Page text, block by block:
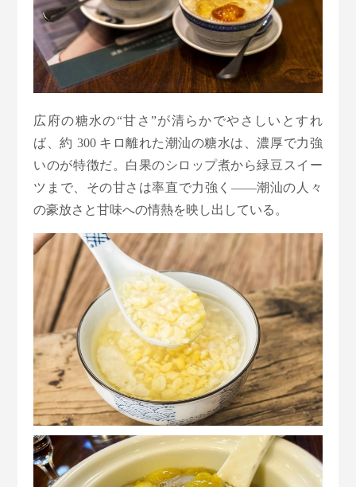
広府の糖水の“甘さ”が清らかでやさしいとすれ
ば、約 300 キロ離れた潮汕の糖水は、濃厚で力強
いのが特徴だ。白果のシロップ煮から緑豆スイー
ツまで、その甘さは率直で力強く——潮汕の人々
の豪放さと甘味への情熱を映し出している。